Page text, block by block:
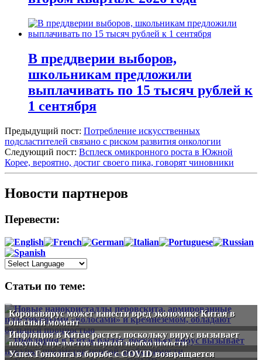
В преддверии выборов,
школьникам предложили
выплачивать по 15 тысяч рублей к
1 сентября
Предыдущий пост: Потребление искусственных
подсластителей связано с риском развития онкологии
Следующий пост: Всплеск омикронного роста в Южной
Корее, вероятно, достиг своего пика, говорят чиновники
Новости партнеров
Перевести:
Статьи по теме:
Коронавирус может нанести вред экономике Китая в
опасный момент
Инфляция в Китае растет, поскольку вирус вызывает
покупку предметов первой необходимости
Успех Гонконга в борьбе с COVID возвращается